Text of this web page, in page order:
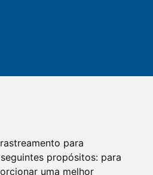
para
propósitos: para
uma melhor
cloud_lock